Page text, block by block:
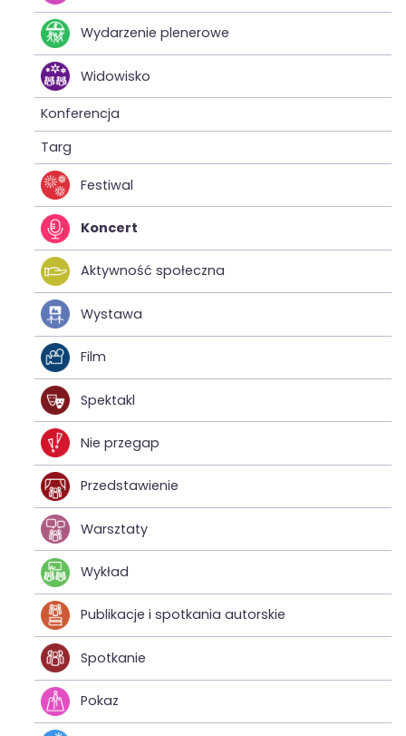
Wydarzenie plenerowe
Widowisko
Konferencja
Targ
Festiwal
Koncert
Aktywność społeczna
Wystawa
Film
Spektakl
Nie przegap
Przedstawienie
Warsztaty
Wykład
Publikacje i spotkania autorskie
Spotkanie
Pokaz